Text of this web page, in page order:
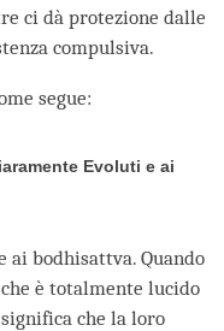
ci dà protezione dalle
compulsiva.
segue:
Evoluti e ai
bodhisattva. Quando
è totalmente lucido
che la loro